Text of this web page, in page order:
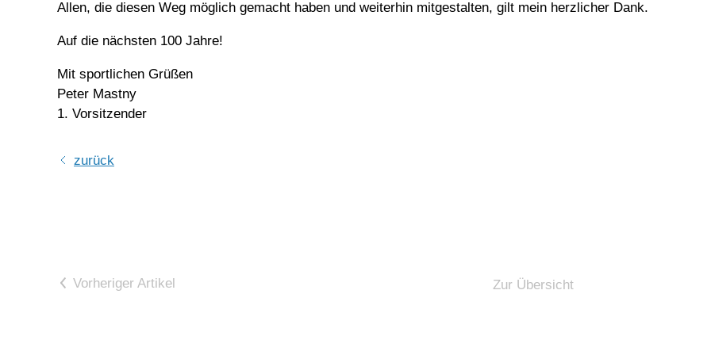
Allen, die diesen Weg möglich gemacht haben und weiterhin mitgestalten, gilt mein herzlicher Dank.
Auf die nächsten 100 Jahre!
Mit sportlichen Grüßen
Peter Mastny
1. Vorsitzender
zurück
Vorheriger Artikel Zur Übersicht